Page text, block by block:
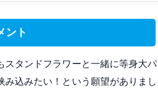
ント
スタンドフラワーと一緒に等身大パ
込みたい！という願望がありまし